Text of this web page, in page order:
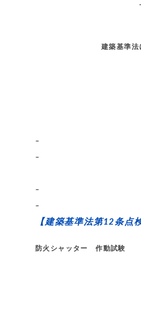
建築基準
–
–
–
–
【建築基準法第12条点
防火シャッター